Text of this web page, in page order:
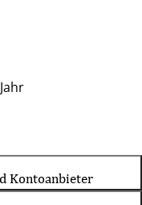
Kontoanbieter